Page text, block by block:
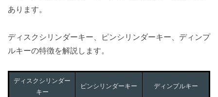
あります。
ディスクシリンダーキー、ピンシリンダーキー、ディンプ
ルキーの特徴を解説します。
ディスクシリンダー
キー
ピンシリンダーキー ディンプルキー